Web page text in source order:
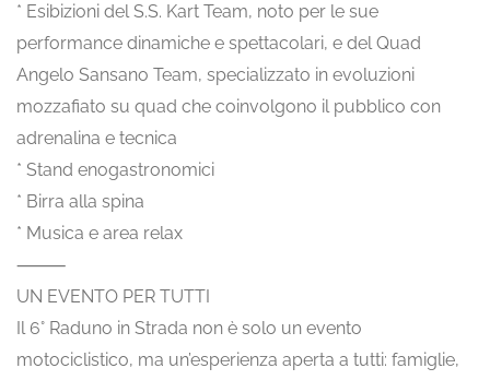
* Esibizioni del S.S. Kart Team, noto per le sue
performance dinamiche e spettacolari, e del Quad
Angelo Sansano Team, specializzato in evoluzioni
mozzafiato su quad che coinvolgono il pubblico con
adrenalina e tecnica
* Stand enogastronomici
* Birra alla spina
* Musica e area relax
⸻
UN EVENTO PER TUTTI
Il 6° Raduno in Strada non è solo un evento
motociclistico, ma un’esperienza aperta a tutti: famiglie,